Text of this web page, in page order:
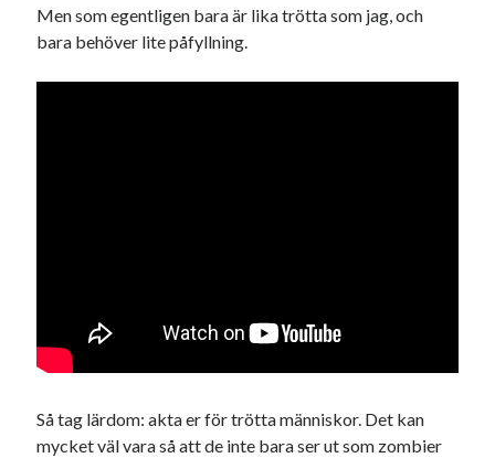
Men som egentligen bara är lika trötta som jag, och
bara behöver lite påfyllning.
Så tag lärdom: akta er för trötta människor. Det kan
mycket väl vara så att de inte bara ser ut som zombier